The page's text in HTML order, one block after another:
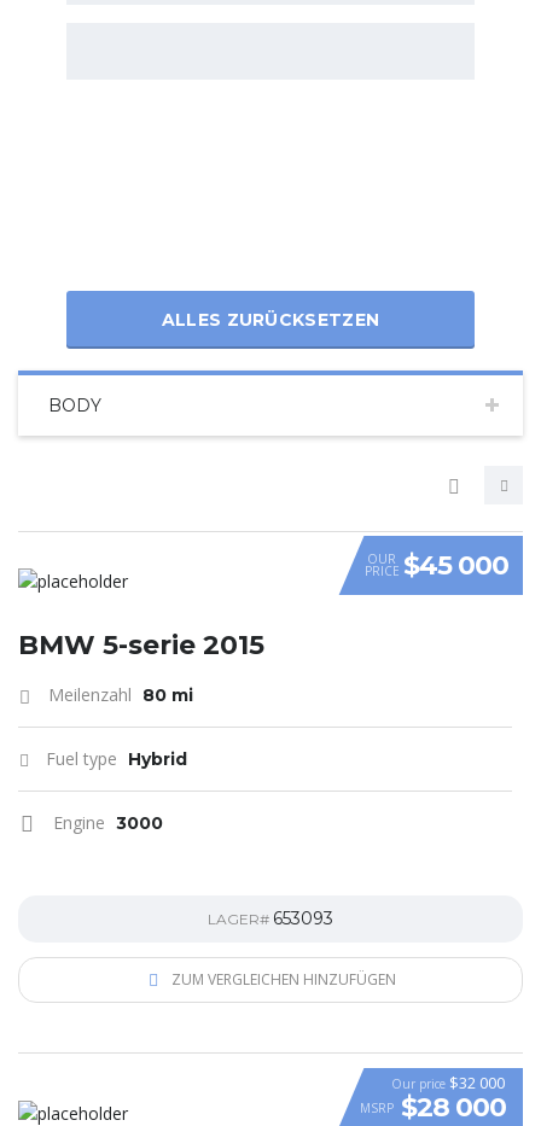
ALLES ZURÜCKSETZEN
BODY
VIDEO
OUR
PRICE $45 000
BMW 5-serie 2015
Meilenzahl 80 mi
Fuel type Hybrid
Engine 3000
LAGER# 653093
ZUM VERGLEICHEN HINZUFÜGEN
Our price $32 000
MSRP $28 000